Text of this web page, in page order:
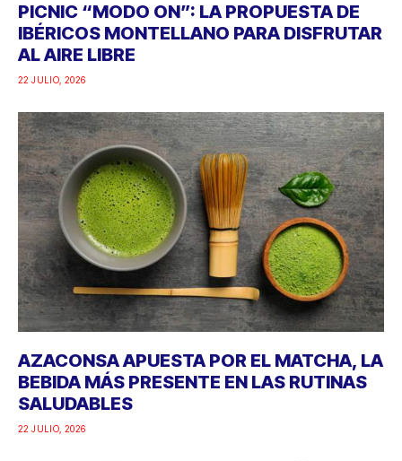
PICNIC “MODO ON”: LA PROPUESTA DE
IBÉRICOS MONTELLANO PARA DISFRUTAR
AL AIRE LIBRE
22 JULIO, 2026
AZACONSA APUESTA POR EL MATCHA, LA
BEBIDA MÁS PRESENTE EN LAS RUTINAS
SALUDABLES
22 JULIO, 2026